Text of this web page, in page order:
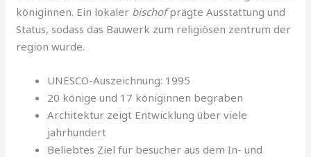
königinnen. Ein lokaler bischofprägte Ausstattung und
Status, sodass das Bauwerk zum religiösen zentrum der
region wurde.
UNESCO-Auszeichnung: 1995
20 könige und 17 königinnen begraben
Architektur zeigt Entwicklung über viele
jahrhundert
Beliebtes Ziel für besucher aus dem In- und